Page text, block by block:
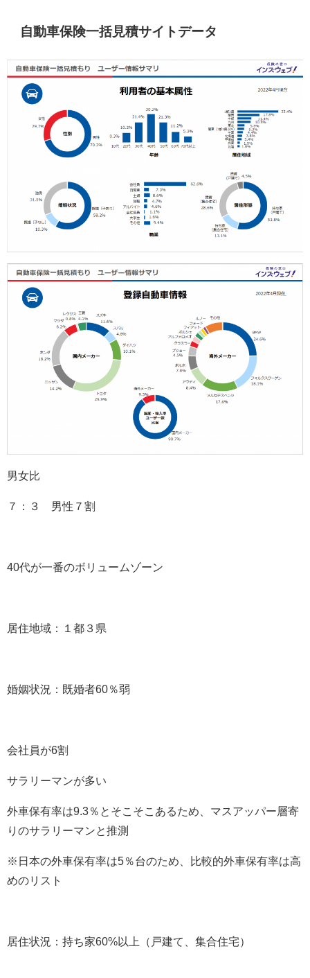
自動車保険一括見積サイトデータ
男女比
７：３ 男性７割
40代が一番のボリュームゾーン
居住地域：１都３県
婚姻状況：既婚者60％弱
会社員が6割
サラリーマンが多い
外車保有率は9.3％とそこそこあるため、マスアッパー層寄
りのサラリーマンと推測
※日本の外車保有率は5％台のため、比較的外車保有率は高
めのリスト
居住状況：持ち家60%以上（戸建て、集合住宅）